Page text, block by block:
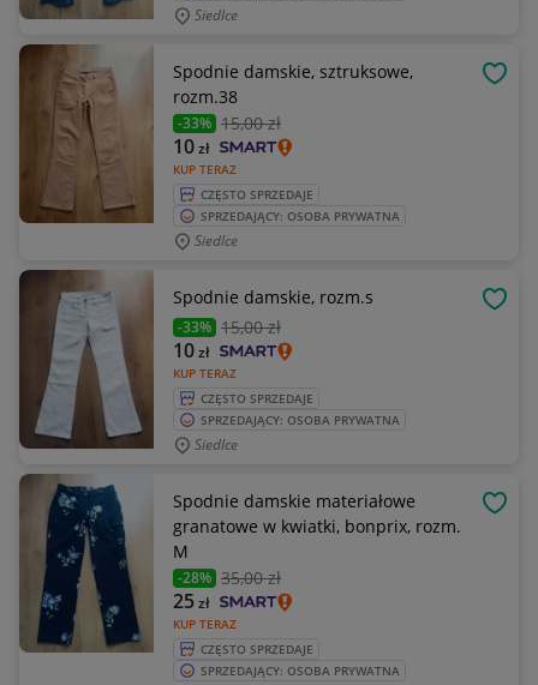
Siedlce
Spodnie damskie, sztruksowe,
rozm.38
-33% 15,00 zł
KUP TERAZ
10zł
CZĘSTO SPRZEDAJE
SPRZEDAJĄCY: OSOBA PRYWATNA
Siedlce
Spodnie damskie, rozm.s
-33% 15,00 zł
KUP TERAZ
10zł
CZĘSTO SPRZEDAJE
SPRZEDAJĄCY: OSOBA PRYWATNA
Siedlce
Spodnie damskie materiałowe
granatowe w kwiatki, bonprix, rozm.
M
-28% 35,00 zł
KUP TERAZ
25zł
CZĘSTO SPRZEDAJE
SPRZEDAJĄCY: OSOBA PRYWATNA